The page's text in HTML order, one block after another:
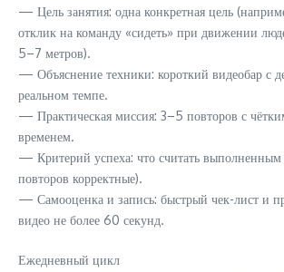
— Цель занятия: одна конкретная цель
отклик на команду «сидеть» при движении
5–7 метров).
— Объяснение техники: короткий видеобар с
реальном темпе.
— Практическая миссия: 3–5 повторов с
временем.
— Критерий успеха: что считать
повторов корректные).
— Самооценка и запись: быстрый чек-лист и
видео не более 60 секунд.
Ежедневный цикл